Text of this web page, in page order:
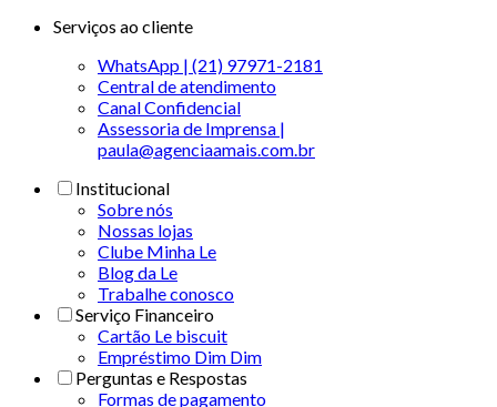
Serviços ao cliente
WhatsApp | (21) 97971-2181
Central de atendimento
Canal Confidencial
Assessoria de Imprensa |
paula@agenciaamais.com.br
Institucional
Sobre nós
Nossas lojas
Clube Minha Le
Blog da Le
Trabalhe conosco
Serviço Financeiro
Cartão Le biscuit
Empréstimo Dim Dim
Perguntas e Respostas
Formas de pagamento